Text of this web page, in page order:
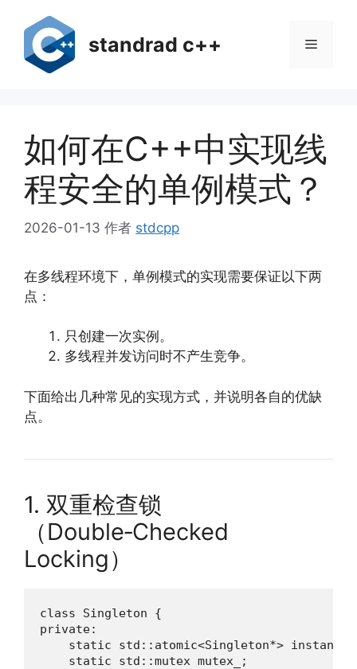
standrad c++ 菜
如何在C++中实现线
程安全的单例模式？
2026-01-13 作者 stdcpp
在多线程环境下，单例模式的实现需要保证以下两
点：
只创建一次实例。
多线程并发访问时不产生竞争。
下面给出几种常见的实现方式，并说明各自的优缺
点。
1. 双重检查锁
（Double‑Checked
Locking）
class Singleton {
private:
static std::atomic<Singleton*>
    static std::mutex mutex_;